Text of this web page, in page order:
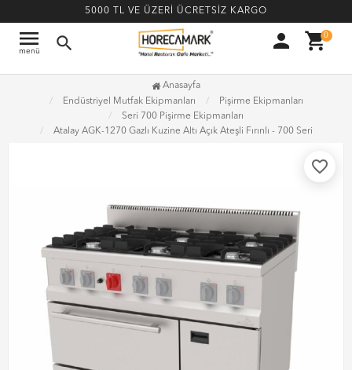
5000 TL VE ÜZERİ ÜCRETSİZ KARGO
menu
menü search person shopping_cart0
Anasayfa
Endüstriyel Mutfak Ekipmanları
Pişirme Ekipmanları
Seri 700 Pişirme Ekipmanları
Atalay AGK-1270 Gazlı Kuzine Altı Açık Ateşli Fırınlı - 700 Seri
favorite_border